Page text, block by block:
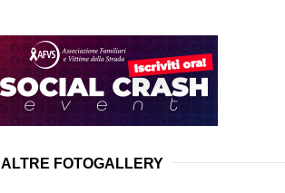
ALTRE FOTOGALLERY